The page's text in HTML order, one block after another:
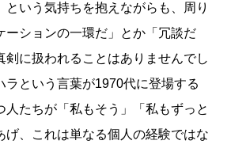
という気持ちを抱えながらも、周り
ーションの一環だ」とか「冗談だ
剣に扱われることはありませんでし
ラという言葉が1970代に登場する
人たちが「私もそう」「私もずっと
げ、これは単なる個人の経験ではな